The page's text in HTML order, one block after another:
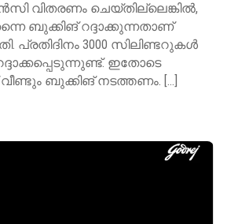
വിതരണം ചെയ്തില്ലെങ്കിൽ,
ബുക്കിങ് റദ്ദാക്കുന്നതാണ്
പ്രതിദിനം 3000 സിലിണ്ടറുകൾ
ഇതോടെ
ബുക്കിങ് നടത്തണം. […]